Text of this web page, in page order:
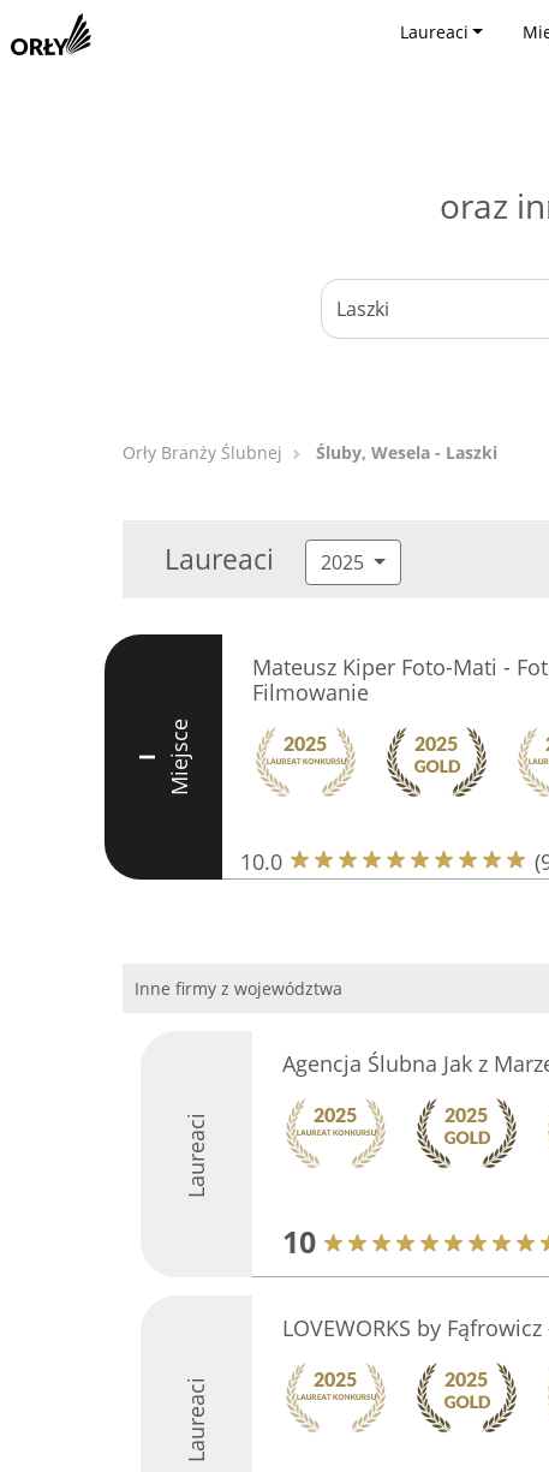
Laureaci
oraz
Orły Branży Ślubnej Śluby, Wesela - Laszki
Laureaci 2025
I Miejsce
Mateusz Kiper Foto-Mati -
Filmowanie
10.0
Inne firmy z województwa
Laureaci
Agencja Ślubna Jak z
10
Laureaci
LOVEWORKS by